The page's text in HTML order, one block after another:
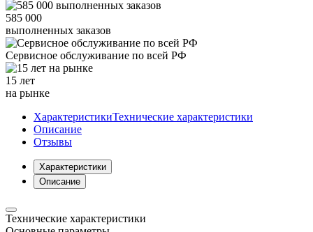
585 000
выполненных заказов
Сервисное обслуживание по всей РФ
15 лет
на рынке
ХарактеристикиТехнические характеристики
Описание
Отзывы
Характеристики
Описание
Технические характеристики